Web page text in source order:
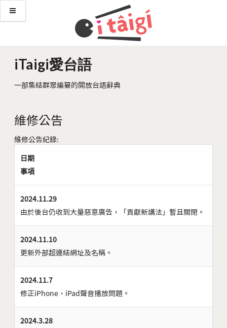
iTaigi愛台語
一部集結群眾編纂的開放台語辭典
維修公告
維修公告紀錄:
日期
事項
2024.11.29
由於後台仍收到大量惡意廣告，「貢獻新講法」暫且關閉。
2024.11.10
更新外部超連結網址及名稱。
2024.11.7
修正iPhone、iPad聲音播放問題。
2024.3.28